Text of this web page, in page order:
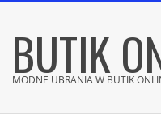
contentBUTIK
MODNE UBRANIA W BUTIK